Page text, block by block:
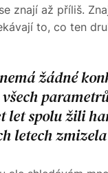
znají až příliš.
to, co ten
žádné
let spolu žili
letech